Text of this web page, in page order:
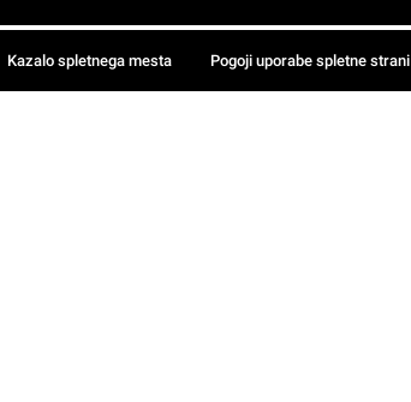
Kazalo spletnega mesta Pogoji uporabe spletne strani